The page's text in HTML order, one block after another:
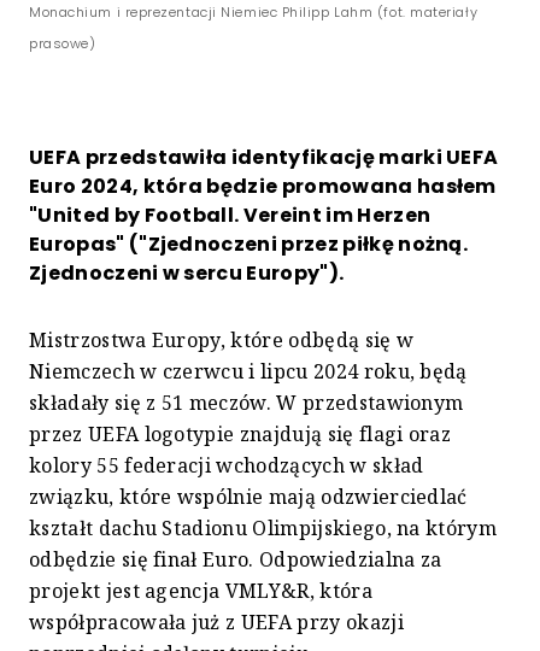
Monachium i reprezentacji Niemiec Philipp Lahm (fot. materiały
prasowe)
UEFA przedstawiła identyfikację marki UEFA
Euro 2024, która będzie promowana hasłem
"United by Football. Vereint im Herzen
Europas" ("Zjednoczeni przez piłkę nożną.
Zjednoczeni w sercu Europy").
Mistrzostwa Europy, które odbędą się w
Niemczech w czerwcu i lipcu 2024 roku, będą
składały się z 51 meczów. W przedstawionym
przez UEFA logotypie znajdują się flagi oraz
kolory 55 federacji wchodzących w skład
związku, które wspólnie mają odzwierciedlać
kształt dachu Stadionu Olimpijskiego, na którym
odbędzie się finał Euro. Odpowiedzialna za
projekt jest agencja VMLY&R, która
współpracowała już z UEFA przy okazji